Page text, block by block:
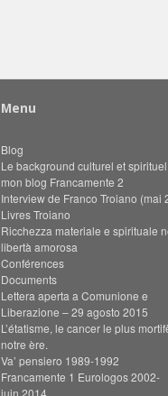
Menu
Blog
Le background culturel et
mon blog Francamente 2
Interview de Franco Troiano (mai
Livres Troiano
Ricchezza materiale e spirituale
libertà amorosa
Conférences
Documents
Lettera aperta a Comunione e
Liberazione – 29 agosto 2015
L’étatisme, le cancer le plus
notre ère.
Va’ pensiero 1989-1992
Francamente 1 Eurologos 2002-
juin 2014